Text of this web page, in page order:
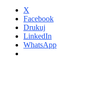
X
Facebook
Drukuj
LinkedIn
WhatsApp